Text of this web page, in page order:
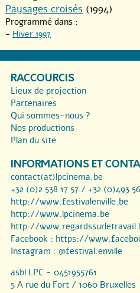
Paysages croisés (1994)
Programmé dans :
- Hiver 1997
RACCOURCIS
Lieux de projection
Partenaires
Qui sommes-nous ?
Nos productions
Plan du site
INFORMATIONS ET
contact(at)lpcinema.be
+32 (0)2 538 17 57 / +32 (0)493
http://www.festivalenville.be
http://www.lpcinema.be
http://
Facebook : https://
Instagram : @festival.enville
asbl LPC - 0451955761
5 A rue du Fort / 1060 Bruxelles